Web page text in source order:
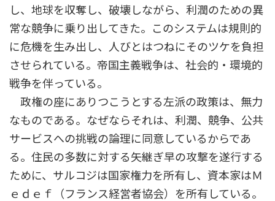
し、地球を収奪し、破壊しながら、利潤のための異
常な競争に乗り出してきた。このシステムは規則的
に危機を生み出し、人びとはつねにそのツケを負担
させられている。帝国主義戦争は、社会的・環境的
戦争を伴っている。
政権の座にありつこうとする左派の政策は、無力
なものである。なぜならそれは、利潤、競争、公共
サービスへの挑戦の論理に同意しているからであ
る。住民の多数に対する矢継ぎ早の攻撃を遂行する
ために、サルコジは国家権力を所有し、資本家はＭ
ｅｄｅｆ（フランス経営者協会）を所有している。